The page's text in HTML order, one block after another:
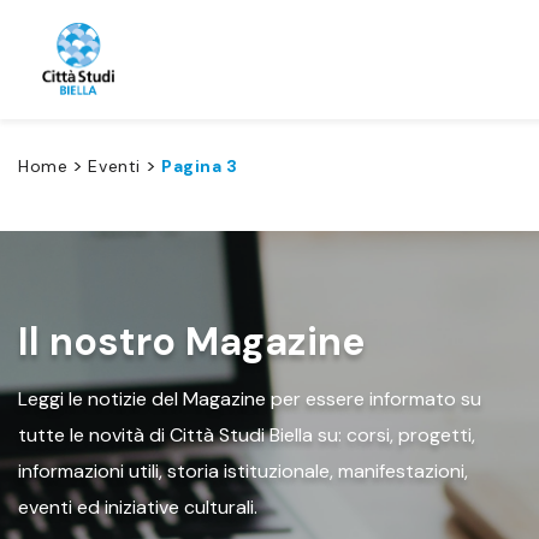
Home >Eventi > Pagina 3
Il nostro Magazine
Leggi le notizie del Magazine per essere informato su
tutte le novità di Città Studi Biella su: corsi, progetti,
informazioni utili, storia istituzionale, manifestazioni,
eventi ed iniziative culturali.